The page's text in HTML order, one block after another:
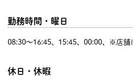
勤務時間・曜日
08:30〜16:45、15:45、00:00、※店舗
休日・休暇